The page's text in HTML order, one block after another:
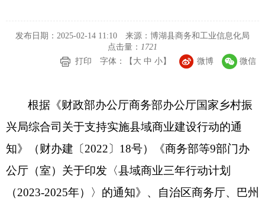
发布日期：2025-02-14 11:10
来源：博湖县商务和工业信息化局
点击量： 1721
打印
字体：【 大 中 小】 微博 微信
根据《财政部办公厅商务部办公厅国家乡村振
兴局综合司关于支持实施县域商业建设行动的通
知》（财办建〔 2022 〕 18号）《商务部等9部门办
公厅（室）关于印发 〈县域商业三年行动计划
（2023-2025年） 〉 的通知》、自治区商务厅、巴州